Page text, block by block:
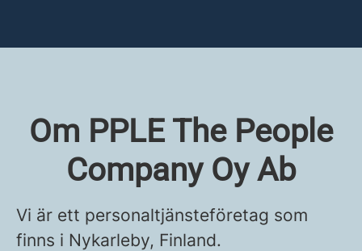
Om PPLE The People
Company Oy Ab
Vi är ett personaltjänsteföretag som
finns i Nykarleby, Finland.